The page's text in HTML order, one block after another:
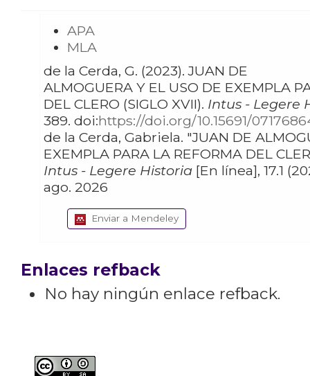
APA
MLA
de la Cerda, G. (2023). JUAN DE
ALMOGUERA Y EL USO DE EXEMPLA
DEL CLERO (SIGLO XVII). Intus - Legere
389. doi:https://doi.org/10.15691/
de la Cerda, Gabriela. "JUAN DE ALMOGUERA Y EL USO DE
EXEMPLA PARA LA REFORMA DEL
Intus - Legere Historia [En línea], 17.1
ago. 2026
Enviar a Mendeley
Enlaces refback
No hay ningún enlace refback.